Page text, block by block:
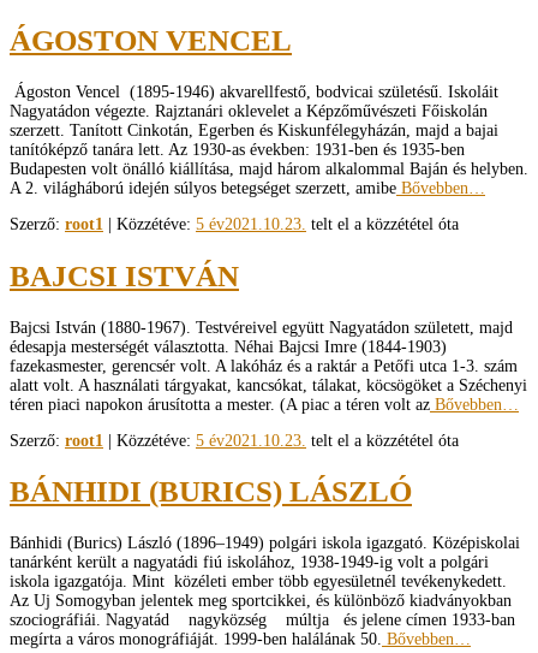
ÁGOSTON VENCEL
Ágoston Vencel (1895-1946) akvarellfestő, bodvicai születésű. Iskoláit
Nagyatádon végezte. Rajztanári oklevelet a Képzőművészeti Főiskolán
szerzett. Tanított Cinkotán, Egerben és Kiskunfélegyházán, majd a bajai
tanítóképző tanára lett. Az 1930-as években: 1931-ben és 1935-ben
Budapesten volt önálló kiállítása, majd három alkalommal Baján és helyben.
A 2. világháború idején súlyos betegséget szerzett, amibe Bővebben…
Szerző: root1 | Közzétéve: 5 év2021.10.23. telt el a közzététel óta
BAJCSI ISTVÁN
Bajcsi István (1880-1967). Testvéreivel együtt Nagyatádon született, majd
édesapja mesterségét választotta. Néhai Bajcsi Imre (1844-1903)
fazekasmester, gerencsér volt. A lakóház és a raktár a Petőfi utca 1-3. szám
alatt volt. A használati tárgyakat, kancsókat, tálakat, köcsögöket a Széchenyi
téren piaci napokon árusította a mester. (A piac a téren volt az Bővebben…
Szerző: root1 | Közzétéve: 5 év2021.10.23. telt el a közzététel óta
BÁNHIDI (BURICS) LÁSZLÓ
Bánhidi (Burics) László (1896–­1949) polgári iskola igazgató. Középiskolai
tanárként került a nagyatádi fiú iskolához, 1938-1949-ig volt a polgári
iskola igazgatója. Mint közéleti ember több egyesületnél tevékenykedett.
Az Uj Somogyban jelentek meg sportcikkei, és különböző kiadványokban
szociográfiái. Nagyatád nagyközség múltja és jelene címen 1933-ban
megírta a város monográfiáját. 1999-ben halálának 50. Bővebben…